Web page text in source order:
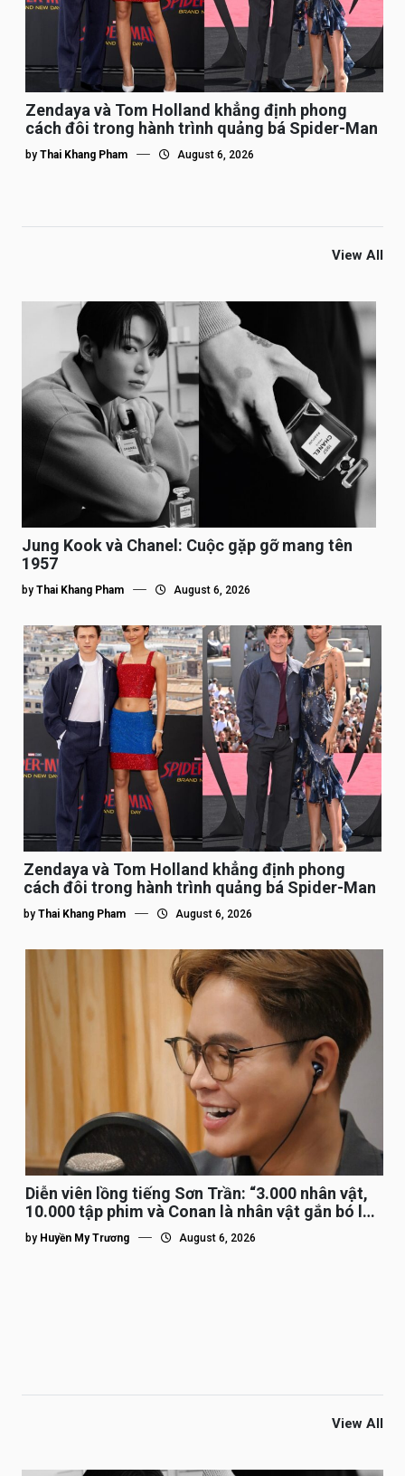
Zendaya và Tom Holland khẳng định phong
cách đôi trong hành trình quảng bá Spider-Man
by Thai Khang Pham August 6, 2026
View All
Jung Kook và Chanel: Cuộc gặp gỡ mang tên
1957
by Thai Khang Pham August 6, 2026
Zendaya và Tom Holland khẳng định phong
cách đôi trong hành trình quảng bá Spider-Man
by Thai Khang Pham August 6, 2026
Diễn viên lồng tiếng Sơn Trần: “3.000 nhân vật,
10.000 tập phim và Conan là nhân vật gắn bó lâu
nhất”
by Huyền My Trương August 6, 2026
View All